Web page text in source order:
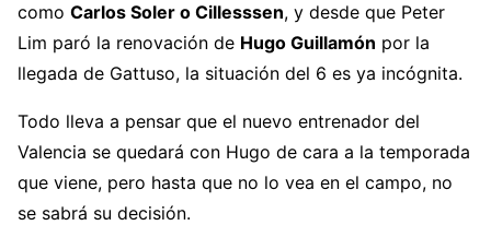
como Carlos Soler o Cillesssen, y desde que Peter
Lim paró la renovación de Hugo Guillamón por la
llegada de Gattuso, la situación del 6 es ya incógnita.
Todo lleva a pensar que el nuevo entrenador del
Valencia se quedará con Hugo de cara a la temporada
que viene, pero hasta que no lo vea en el campo, no
se sabrá su decisión.